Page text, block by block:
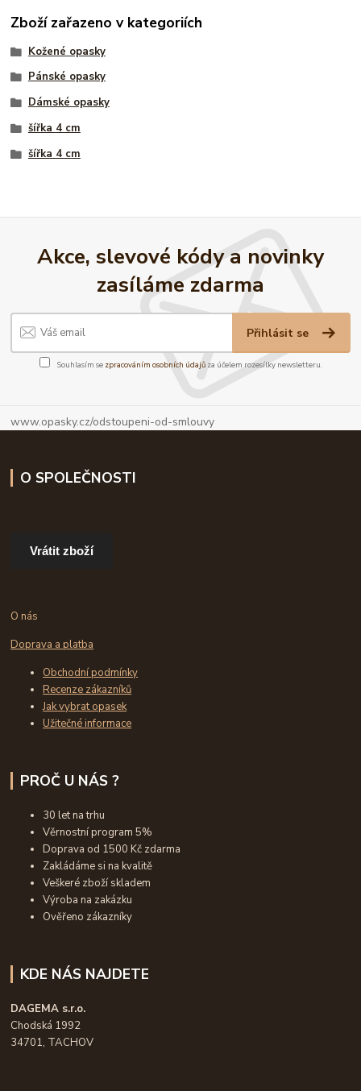
Zboží zařazeno v kategoriích
Kožené opasky
Pánské opasky
Dámské opasky
šířka 4 cm
šířka 4 cm
Akce, slevové kódy a novinky
zasíláme zdarma
Přihlásit se
Souhlasím se zpracováním osobních údajůza účelem rozesílky newsletteru.
www.opasky.cz/odstoupeni-od-smlouvy
O SPOLEČNOSTI
Vrátit zboží
O nás
Doprava a platba
Obchodní podmínky
Recenze zákazníků
Jak vybrat opasek
Užitečné informace
PROČ U NÁS ?
30 let na trhu
Věrnostní program 5%
Doprava od 1500 Kč zdarma
Zakládáme si na kvalitě
Veškeré zboží skladem
Výroba na zakázku
Ověřeno zákazníky
KDE NÁS NAJDETE
DAGEMA s.r.o.
Chodská 1992
34701, TACHOV